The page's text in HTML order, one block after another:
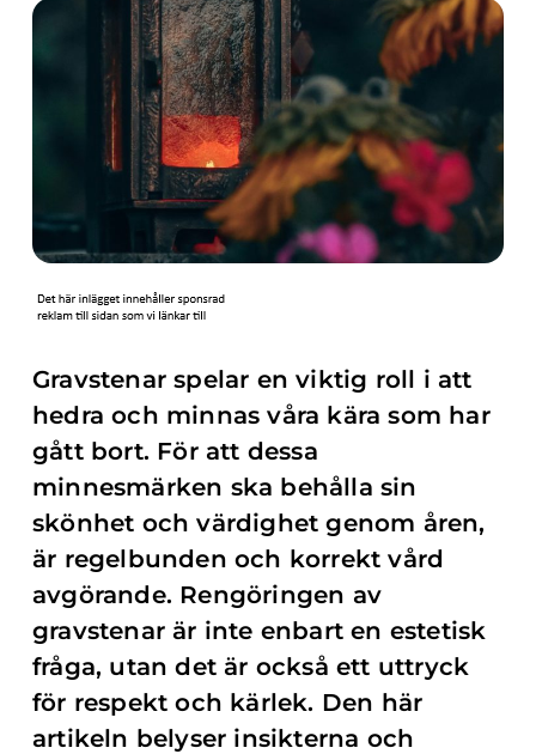
Gravstenar spelar en viktig roll i att
hedra och minnas våra kära som har
gått bort. För att dessa
minnesmärken ska behålla sin
skönhet och värdighet genom åren,
är regelbunden och korrekt vård
avgörande. Rengöringen av
gravstenar är inte enbart en estetisk
fråga, utan det är också ett uttryck
för respekt och kärlek. Den här
artikeln belyser insikterna och